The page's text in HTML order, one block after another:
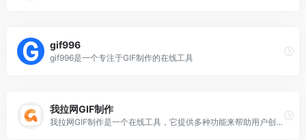
gif996
gif996是一个专注于GIF制作的在线工具
我拉网GIF制作
我拉网GIF制作是一个在线工具，它提供多种功能来帮助用户创建GIF动图。